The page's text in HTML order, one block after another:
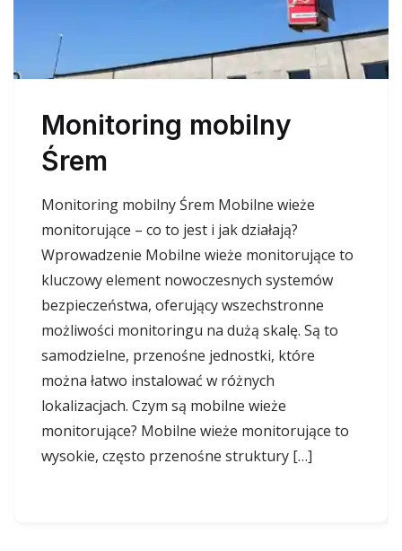
Monitoring mobilny
Śrem
Monitoring mobilny Śrem Mobilne wieże
monitorujące – co to jest i jak działają?
Wprowadzenie Mobilne wieże monitorujące to
kluczowy element nowoczesnych systemów
bezpieczeństwa, oferujący wszechstronne
możliwości monitoringu na dużą skalę. Są to
samodzielne, przenośne jednostki, które
można łatwo instalować w różnych
lokalizacjach. Czym są mobilne wieże
monitorujące? Mobilne wieże monitorujące to
wysokie, często przenośne struktury […]